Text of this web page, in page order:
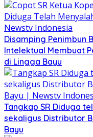
Disamping Penimbun
Intelektual Membuat
di Lingga Bayu
Tangkap SR Diduga
sekaligus Distributor
Bayu